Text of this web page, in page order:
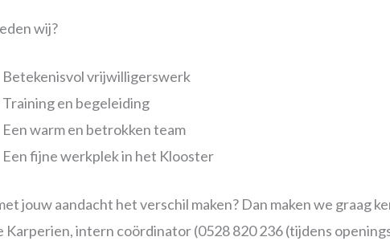
wij?
Betekenisvol vrijwilligerswerk
Training en begeleiding
Een warm en betrokken team
Een fijne werkplek in het Klooster
jouw aandacht het verschil maken? Dan maken we graag
Karperien, intern coördinator (0528 820 236 (tijdens